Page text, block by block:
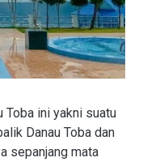
Toba ini yakni suatu
Danau Toba dan
sepanjang mata